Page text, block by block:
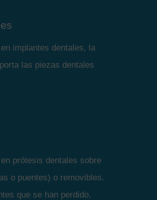
implantes dentales, la
las piezas dentales
prótesis dentales sobre
o puentes) o removibles.
que se han perdido.